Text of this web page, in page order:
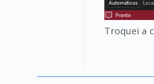
Troquei a